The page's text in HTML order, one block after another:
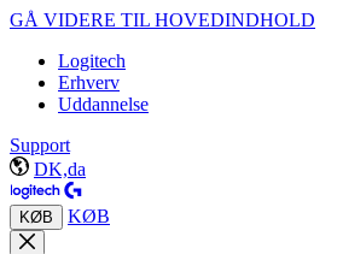
GÅ VIDERE TIL HOVEDINDHOLD
Logitech
Erhverv
Uddannelse
Support
DK,da
KØB KØB